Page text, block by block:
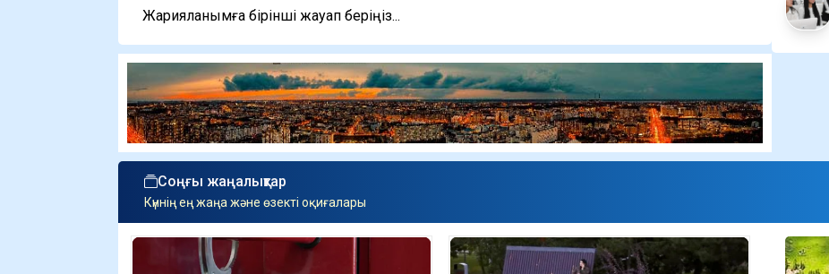
Жарияланымға бірінші жауап беріңіз...
Соңғы жаңалықтар
Күннің ең жаңа және өзекті оқиғалары